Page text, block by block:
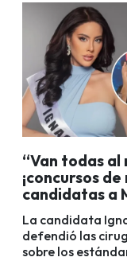
“Van todas
¡concursos
candidatas a
La candidata
defendió las
sobre los